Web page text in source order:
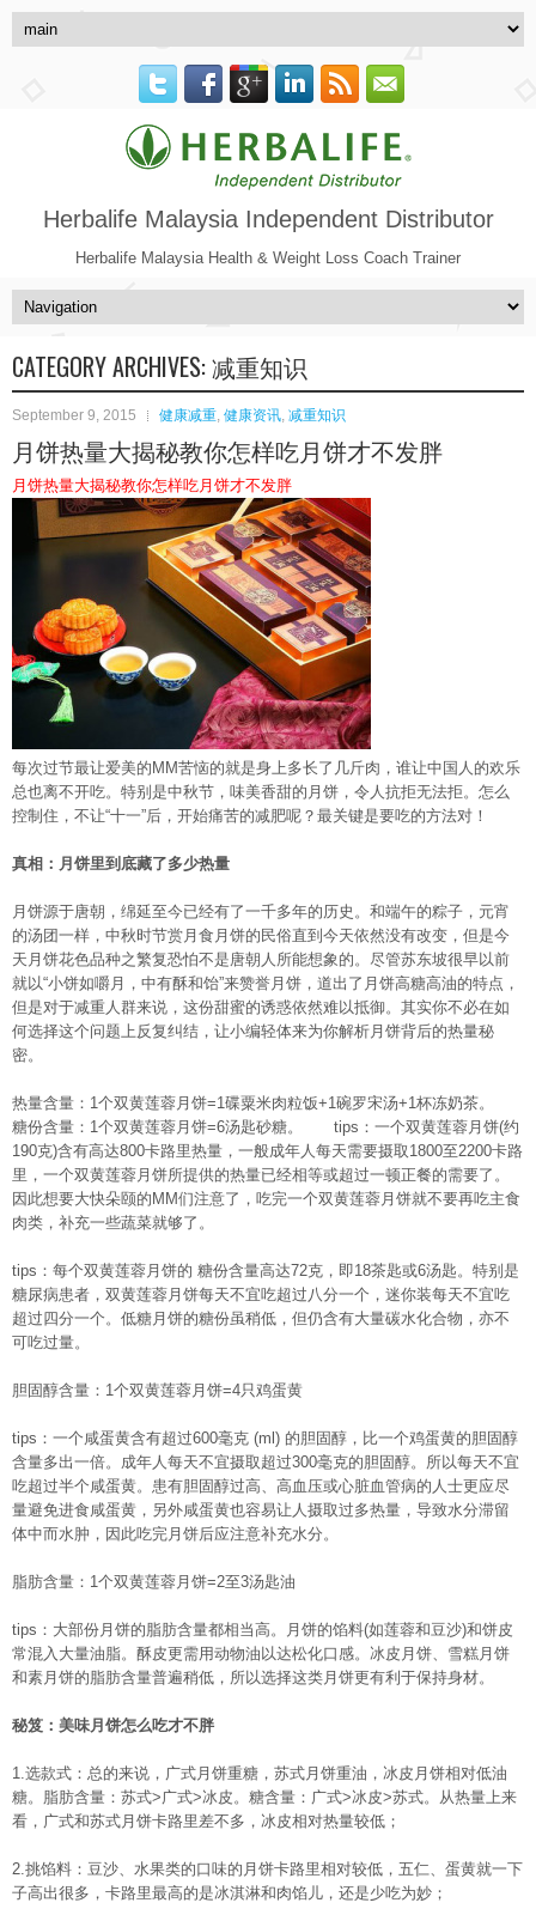
Herbalife Malaysia Independent Distributor
Herbalife Malaysia Health & Weight Loss Coach Trainer
CATEGORY ARCHIVES:减重知识
September 9, 2015 健康减重, 健康资讯, 减重知识
月饼热量大揭秘教你怎样吃月饼才不发胖
月饼热量大揭秘教你怎样吃月饼才不发胖
每次过节最让爱美的MM苦恼的就是身上多长了几斤肉，谁让中国人的欢乐
总也离不开吃。特别是中秋节，味美香甜的月饼，令人抗拒无法拒。怎么
控制住，不让“十一”后，开始痛苦的减肥呢？最关键是要吃的方法对！
真相：月饼里到底藏了多少热量
月饼源于唐朝，绵延至今已经有了一千多年的历史。和端午的粽子，元宵
的汤团一样，中秋时节赏月食月饼的民俗直到今天依然没有改变，但是今
天月饼花色品种之繁复恐怕不是唐朝人所能想象的。尽管苏东坡很早以前
就以“小饼如嚼月，中有酥和饴”来赞誉月饼，道出了月饼高糖高油的特点，
但是对于减重人群来说，这份甜蜜的诱惑依然难以抵御。其实你不必在如
何选择这个问题上反复纠结，让小编轻体来为你解析月饼背后的热量秘
密。
热量含量：1个双黄莲蓉月饼=1碟粟米肉粒饭+1碗罗宋汤+1杯冻奶茶。
糖份含量：1个双黄莲蓉月饼=6汤匙砂糖。 tips：一个双黄莲蓉月饼(约
190克)含有高达800卡路里热量，一般成年人每天需要摄取1800至2200卡路
里，一个双黄莲蓉月饼所提供的热量已经相等或超过一顿正餐的需要了。
因此想要大快朵颐的MM们注意了，吃完一个双黄莲蓉月饼就不要再吃主食
肉类，补充一些蔬菜就够了。
tips：每个双黄莲蓉月饼的 糖份含量高达72克，即18茶匙或6汤匙。特别是
糖尿病患者，双黄莲蓉月饼每天不宜吃超过八分一个，迷你装每天不宜吃
超过四分一个。低糖月饼的糖份虽稍低，但仍含有大量碳水化合物，亦不
可吃过量。
胆固醇含量：1个双黄莲蓉月饼=4只鸡蛋黄
tips：一个咸蛋黄含有超过600毫克 (ml) 的胆固醇，比一个鸡蛋黄的胆固醇
含量多出一倍。成年人每天不宜摄取超过300毫克的胆固醇。所以每天不宜
吃超过半个咸蛋黄。患有胆固醇过高、高血压或心脏血管病的人士更应尽
量避免进食咸蛋黄，另外咸蛋黄也容易让人摄取过多热量，导致水分滞留
体中而水肿，因此吃完月饼后应注意补充水分。
脂肪含量：1个双黄莲蓉月饼=2至3汤匙油
tips：大部份月饼的脂肪含量都相当高。月饼的馅料(如莲蓉和豆沙)和饼皮
常混入大量油脂。酥皮更需用动物油以达松化口感。冰皮月饼、雪糕月饼
和素月饼的脂肪含量普遍稍低，所以选择这类月饼更有利于保持身材。
秘笈：美味月饼怎么吃才不胖
1.选款式：总的来说，广式月饼重糖，苏式月饼重油，冰皮月饼相对低油
糖。脂肪含量：苏式>广式>冰皮。糖含量：广式>冰皮>苏式。从热量上来
看，广式和苏式月饼卡路里差不多，冰皮相对热量较低；
2.挑馅料：豆沙、水果类的口味的月饼卡路里相对较低，五仁、蛋黄就一下
子高出很多，卡路里最高的是冰淇淋和肉馅儿，还是少吃为妙；